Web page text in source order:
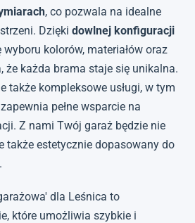
, co pozwala na idealne
Dzięki dowlnej konfiguracji
kolorów, materiałów oraz
że każda brama staje się unikalna.
także kompleksowe usługi, w tym
pełne wsparcie na
Z nami Twój garaż będzie nie
także estetycznie dopasowany do
dla Leśnica to
które umożliwia szybkie i